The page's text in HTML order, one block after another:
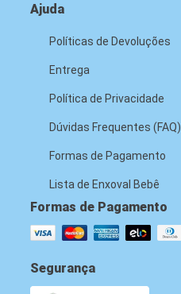
Ajuda
Políticas de Devoluções
Entrega
Política de Privacidade
Dúvidas Frequentes (FAQ)
Formas de Pagamento
Lista de Enxoval Bebê
Formas de Pagamento
Segurança